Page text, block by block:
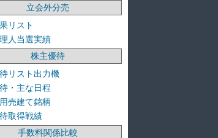
立会外分売
リスト
人当選実績
株主優待
リスト出力機
・主な日程
売建て銘柄
取得戦績
手数料関係比較